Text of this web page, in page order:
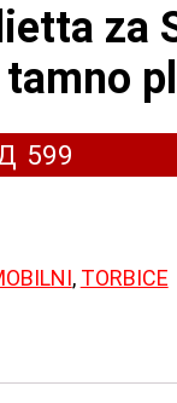
za
599
, TORBICE